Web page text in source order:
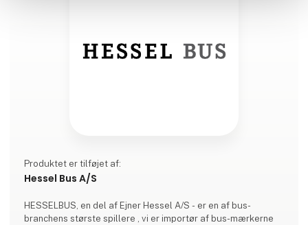
Produktet er tilføjet af:
Hessel Bus A/S
HESSELBUS, en del af Ejner Hessel A/S - er en af bus-
branchens største spillere , vi er importør af bus-mærkerne